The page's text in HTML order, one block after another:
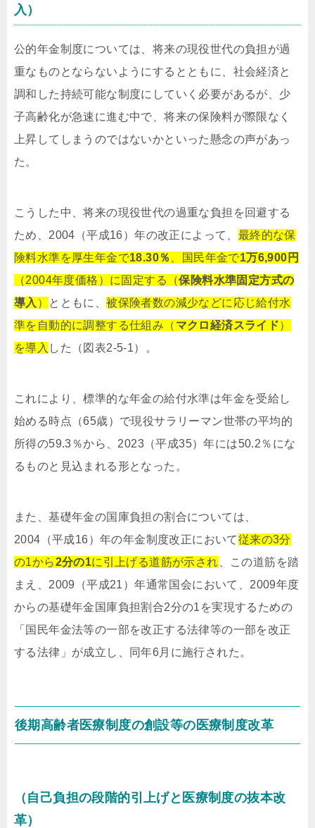
入）
公的年金制度については、将来の現役世代の負担が過
重なものとならないようにするとともに、社会経済と
調和した持続可能な制度にしていく必要があるが、少
子高齢化が急速に進む中で、将来の保険料が際限なく
上昇してしまうのではないかといった懸念の声があっ
た。
こうした中、将来の現役世代の過重な負担を回避する
ため、2004（平成16）年の改正によって、 最終的な保
険料水準を厚生年金で18.30％ 、国民年金で1万6,900円
（2004年度価格）に固定する（保険料水準固定方式の
導入 ） とともに、被保険者数の減少などに応じ給付水
準を自動的に調整する仕組み（ マクロ経済スライド）
を導入 した（図表2-5-1）。
これにより、標準的な年金の給付水準は年金を受給し
始める時点（65歳）で現役サラリーマン世帯の平均的
所得の59.3％から、2023（平成35）年には50.2％にな
るものと見込まれる形となった。
また、基礎年金の国庫負担の割合については、
2004（平成16）年の年金制度改正において従来の3分
の1から2分の1に引上げる道筋が示され 、この道筋を踏
まえ、2009（平成21）年通常国会において、2009年度
からの基礎年金国庫負担割合2分の1を実現するための
「国民年金法等の一部を改正する法律等の一部を改正
する法律」が成立し、同年6月に施行された。
後期高齢者医療制度の創設等の医療制度改革
（自己負担の段階的引上げと医療制度の抜本改
革）